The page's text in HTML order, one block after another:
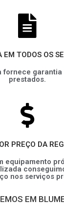
EM TODOS OS
fornece
prestados.
PREÇO DA
equipamento
nos serviços
EM